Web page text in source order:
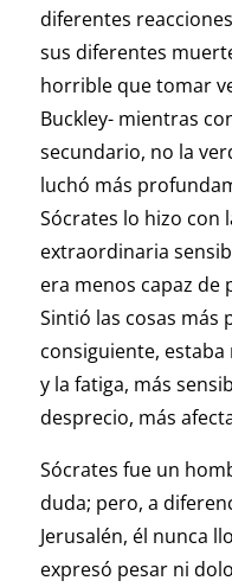
diferentes
sus diferentes
horrible que tomar
Buckley- mientras
secundario, no la
luchó más
Sócrates lo hizo con
extraordinaria
era menos capaz
Sintió las cosas
consiguiente,
y la fatiga, más
desprecio, más
Sócrates fue un
duda; pero, a
Jerusalén, él nunca
expresó pesar ni